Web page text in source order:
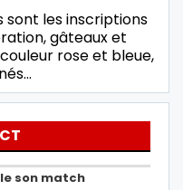
sont les inscriptions
gâteaux et
rose et bleue,
son match